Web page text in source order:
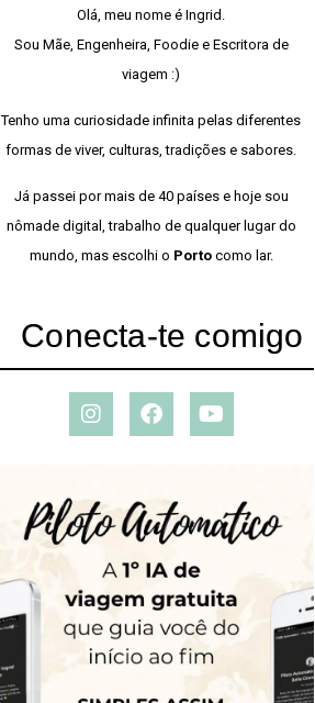
Olá, meu nome é Ingrid.
Sou Mãe, Engenheira, Foodie e Escritora de
viagem :)
Tenho uma curiosidade infinita pelas diferentes
formas de viver, culturas, tradições e sabores.
Já passei por mais de 40 países e hoje sou
nômade digital, trabalho de qualquer lugar do
mundo, mas escolhi o Portocomo lar.
Conecta-te comigo